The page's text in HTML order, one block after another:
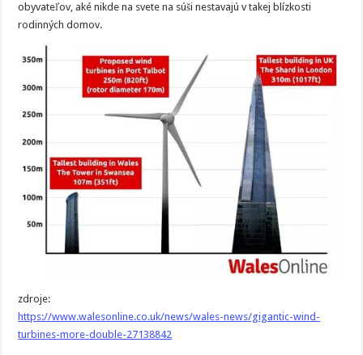
obyvateľov, aké nikde na svete na súši nestavajú v takej blízkosti
rodinných domov.
zdroje:
https://www.walesonline.co.uk/news/wales-news/gigantic-wind-
turbines-more-double-27138842